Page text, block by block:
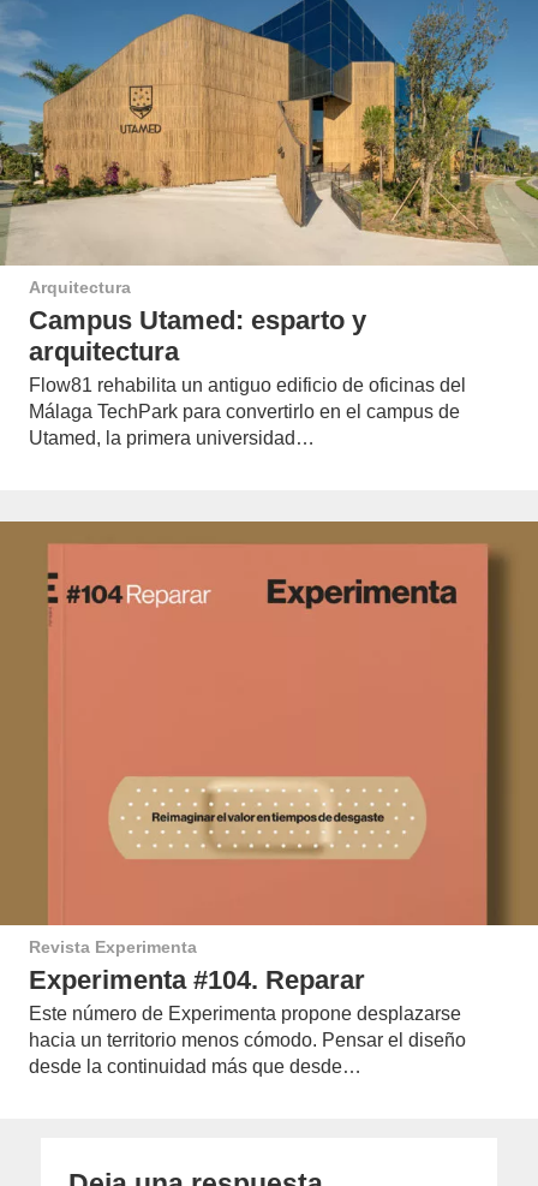
Arquitectura
Campus Utamed: esparto y
arquitectura
Flow81 rehabilita un antiguo edificio de oficinas del
Málaga TechPark para convertirlo en el campus de
Utamed, la primera universidad…
Revista Experimenta
Experimenta #104. Reparar
Este número de Experimenta propone desplazarse
hacia un territorio menos cómodo. Pensar el diseño
desde la continuidad más que desde…